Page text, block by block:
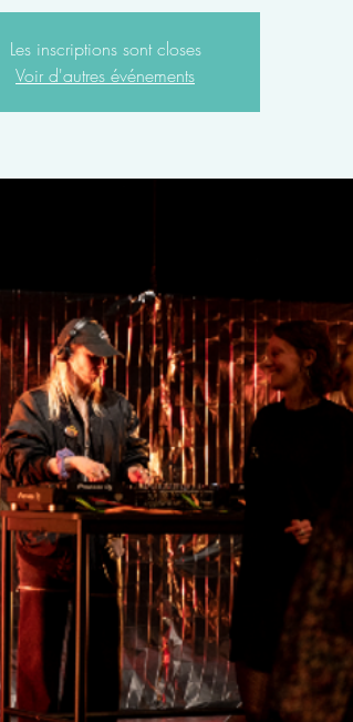
Les inscriptions sont closes
Voir d'autres événements